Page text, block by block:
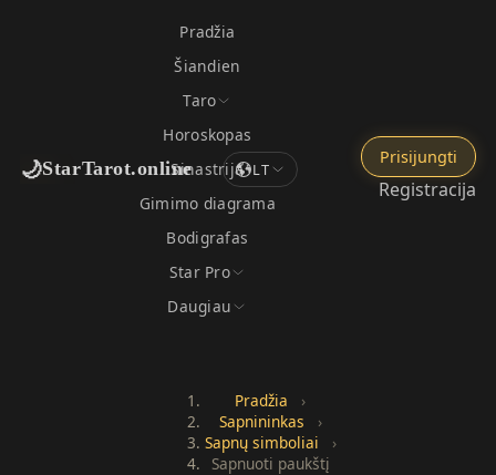
🌙StarTarot.online
Pradžia
Šiandien
Taro
Horoskopas
Sinastrija
Gimimo diagrama
Bodigrafas
Star Pro
Daugiau
LT
Prisijungti
Registracija
Pradžia
›
Sapnininkas
›
Sapnų simboliai
›
Sapnuoti paukštį